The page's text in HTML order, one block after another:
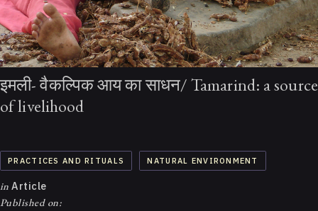
इमली- वैकल्पिक आय का साधन/ Tamarind: a source
of livelihood
PRACTICES AND RITUALS NATURAL ENVIRONMENT
in Article
Published on: